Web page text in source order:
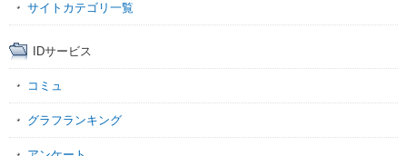
サイトカテゴリ一覧
IDサービス
コミュ
グラフランキング